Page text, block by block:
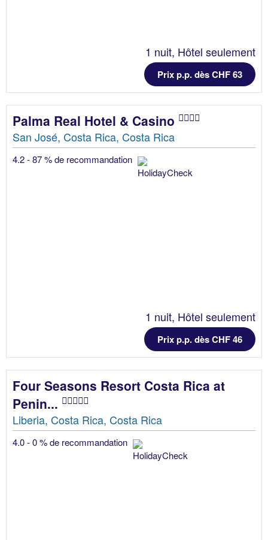
1 nuit, Hôtel seulement
Prix p.p. dès CHF 63
Palma Real Hotel & Casino
San José, Costa Rica, Costa Rica
4.2 - 87 % de recommandation
1 nuit, Hôtel seulement
Prix p.p. dès CHF 46
Four Seasons Resort Costa Rica at
Penin...
Liberia, Costa Rica, Costa Rica
4.0 - 0 % de recommandation